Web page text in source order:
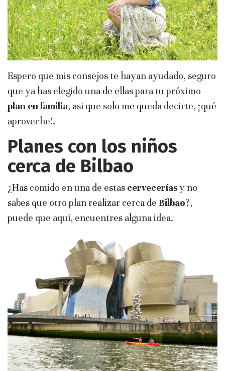
Espero que mis consejos te hayan ayudado, seguro
que ya has elegido una de ellas para tu próximo
plan en familia, así que solo me queda decirte, ¡qué
aproveche!.
Planes con los niños
cerca de Bilbao
¿Has comido en una de estas cerveceríasy no
sabes que otro plan realizar cerca de Bilbao?,
puede que aquí, encuentres alguna idea.